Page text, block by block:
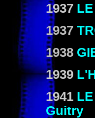
1937
1937
1938
1939
1941
Guitry